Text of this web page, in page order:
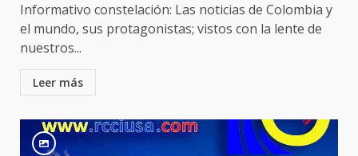
Informativo constelación: Las noticias de Colombia y
el mundo, sus protagonistas; vistos con la lente de
nuestros...
Leer más